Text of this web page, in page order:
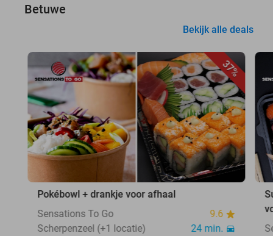
Betuwe
Bekijk alle deals
37%
Pokébowl + drankje voor afhaal
Sensations To Go
9.6
Scherpenzeel (+1 locatie)
24 min.